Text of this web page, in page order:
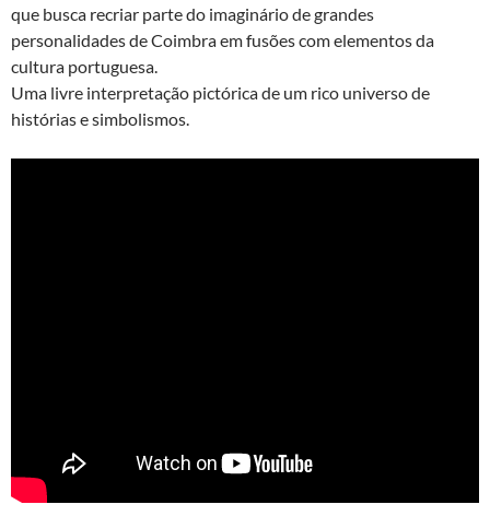
que busca recriar parte do imaginário de grandes
personalidades de Coimbra em fusões com elementos da
cultura portuguesa.
Uma livre interpretação pictórica de um rico universo de
histórias e simbolismos.